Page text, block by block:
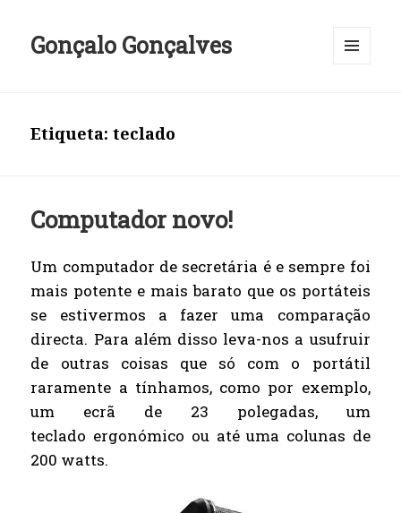
Gonçalo Gonçalves
Etiqueta:teclado
Computador novo!
Um computador de secretária é e sempre foi
mais potente e mais barato que os portáteis
se estivermos a fazer uma comparação
directa. Para além disso leva-nos a usufruir
de outras coisas que só com o portátil
raramente a tínhamos, como por exemplo,
um ecrã de 23 polegadas, um
teclado ergonómico ou até uma colunas de
200 watts.